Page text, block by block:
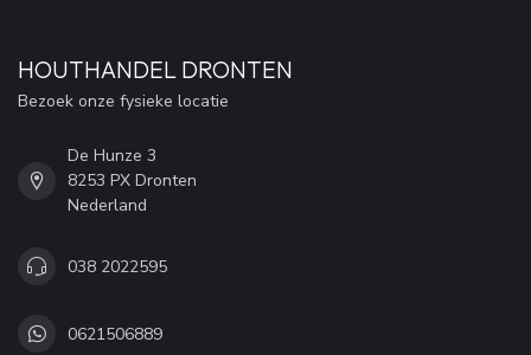
HOUTHANDEL DRONTEN
Bezoek onze fysieke locatie
De Hunze 3
8253 PX Dronten
Nederland
038 2022595
0621506889